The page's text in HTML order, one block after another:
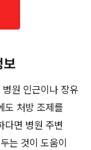
보
원 인근이나 장유
도 처방 조제를
다면 병원 주변
는 것이 도움이